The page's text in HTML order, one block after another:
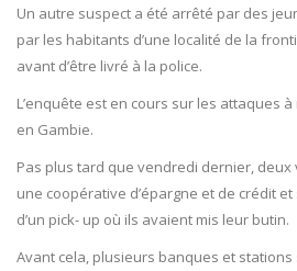
Un autre suspect a été arrêté par des
par les habitants d’une localité de la
avant d’être livré à la police.
L’enquête est en cours sur les attaques
en Gambie.
Pas plus tard que vendredi dernier,
une coopérative d’épargne et de crédit
d’un pick- up où ils avaient mis leur butin.
Avant cela, plusieurs banques et